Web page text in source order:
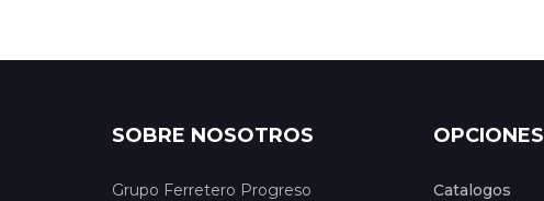
SOBRE NOSOTROS
Grupo Ferretero Progreso
OPCIONES
Catalogos